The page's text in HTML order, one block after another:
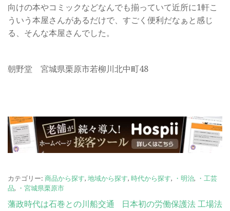
向けの本やコミックなどなんでも揃っていて近所に1軒こ
ういう本屋さんがあるだけで、すごく便利だなぁと感じ
る、そんな本屋さんでした。
朝野堂 宮城県栗原市若柳川北中町48
カテゴリー: 商品から探す, 地域から探す, 時代から探す, ・明治, ・工芸
品, ・宮城県栗原市
投
藩政時代は石巻との川船交通 日本初の労働保護法 工場法